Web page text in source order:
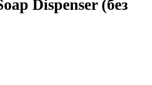
Dispenser (без